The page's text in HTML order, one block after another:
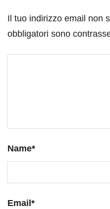
Il tuo indirizzo email non
obbligatori sono
Name*
Email *